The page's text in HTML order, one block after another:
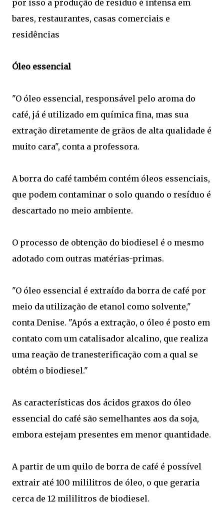
por isso a produção de resíduo é intensa em
bares, restaurantes, casas comerciais e
residências
Óleo essencial
"O óleo essencial, responsável pelo aroma do
café, já é utilizado em química fina, mas sua
extração diretamente de grãos de alta qualidade é
muito cara", conta a professora.
A borra do café também contém óleos essenciais,
que podem contaminar o solo quando o resíduo é
descartado no meio ambiente.
O processo de obtenção do biodiesel é o mesmo
adotado com outras matérias-primas.
"O óleo essencial é extraído da borra de café por
meio da utilização de etanol como solvente,"
conta Denise. "Após a extração, o óleo é posto em
contato com um catalisador alcalino, que realiza
uma reação de tranesterificação com a qual se
obtém o biodiesel."
As características dos ácidos graxos do óleo
essencial do café são semelhantes aos da soja,
embora estejam presentes em menor quantidade.
A partir de um quilo de borra de café é possível
extrair até 100 mililitros de óleo, o que geraria
cerca de 12 mililitros de biodiesel.